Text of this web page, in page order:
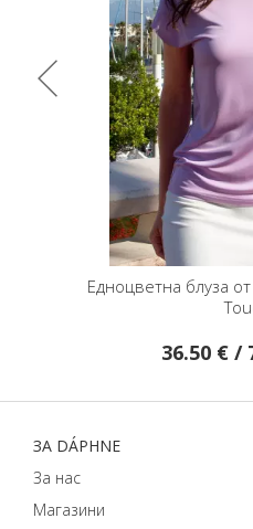
Едноцветна блуза
36.50 € /
ЗA DÁPHNЕ
За нас
Магазини